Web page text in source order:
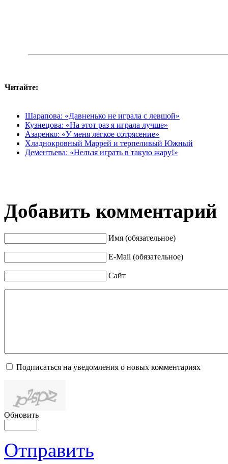
Читайте:
Шарапова: «Давненько не играла с левшой»
Кузнецова: «На этот раз я играла лучше»
Азаренко: «У меня легкое сотрясение»
Хладнокровный Маррей и терпеливый Южный
Дементьева: «Нельзя играть в такую жару!»
Добавить комментарий
Имя (обязательное)
E-Mail (обязательное)
Сайт
Подписаться на уведомления о новых комментариях
Обновить
Отправить